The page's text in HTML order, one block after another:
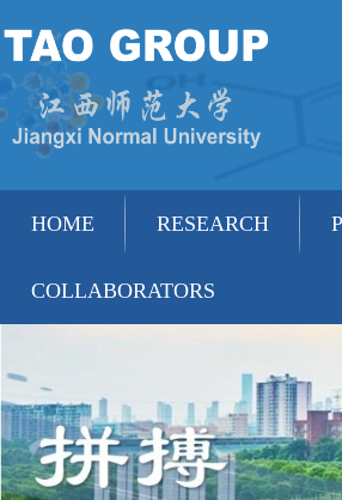
HOME RESEARCH
COLLABORATORS